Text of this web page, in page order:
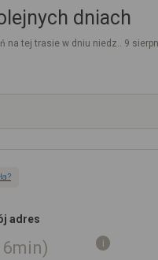
dniach
na tej trasie w dniu niedz.. 9
adres